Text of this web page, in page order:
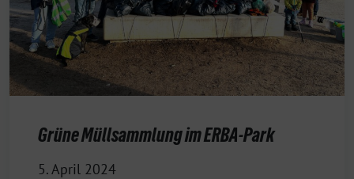
Grüne Müllsammlung im ERBA-Park
5. April 2024